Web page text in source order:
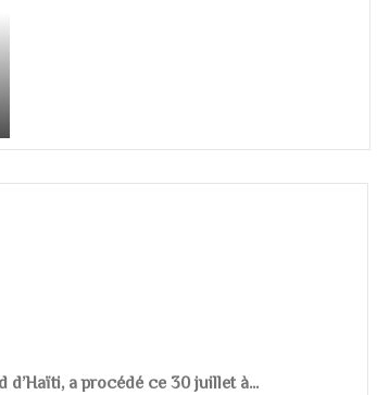
a procédé ce 30 juillet à...